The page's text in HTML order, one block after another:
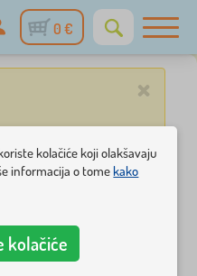
0 €
×
parametrima.
kolačiće koji olakšavaju
informacija o tomekako
kolačiće